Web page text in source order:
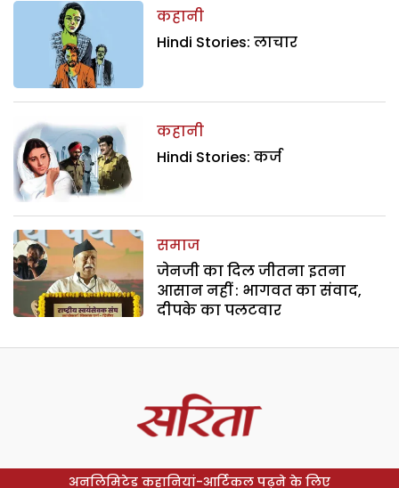
कहानी
Hindi Stories: लाचार
कहानी
Hindi Stories: कर्ज
समाज
जेनजी का दिल जीतना इतना
आसान नहीं : भागवत का संवाद,
दीपके का पलटवार
अनलिमिटेड कहानियां-आर्टिकल पढ़ने के लिए